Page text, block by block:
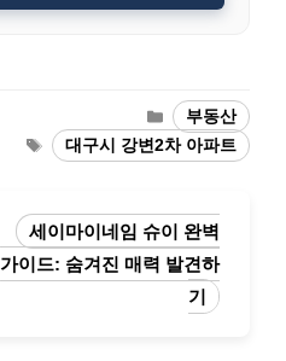
Categories
부동산
Tags
대구시 강변2차 아파트
세이마이네임 슈이 완벽
가이드: 숨겨진 매력 발견하
기